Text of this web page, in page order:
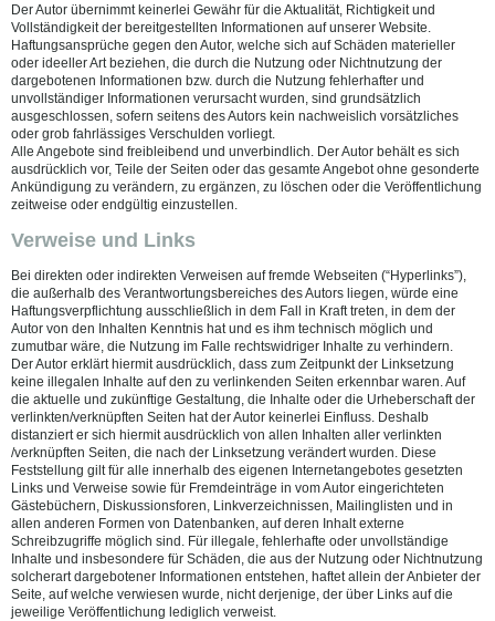
Der Autor übernimmt keinerlei Gewähr für die Aktualität, Richtigkeit und
Vollständigkeit der bereitgestellten Informationen auf unserer Website.
Haftungsansprüche gegen den Autor, welche sich auf Schäden materieller
oder ideeller Art beziehen, die durch die Nutzung oder Nichtnutzung der
dargebotenen Informationen bzw. durch die Nutzung fehlerhafter und
unvollständiger Informationen verursacht wurden, sind grundsätzlich
ausgeschlossen, sofern seitens des Autors kein nachweislich vorsätzliches
oder grob fahrlässiges Verschulden vorliegt.
Alle Angebote sind freibleibend und unverbindlich. Der Autor behält es sich
ausdrücklich vor, Teile der Seiten oder das gesamte Angebot ohne gesonderte
Ankündigung zu verändern, zu ergänzen, zu löschen oder die Veröffentlichung
zeitweise oder endgültig einzustellen.
Verweise und Links
Bei direkten oder indirekten Verweisen auf fremde Webseiten (“Hyperlinks”),
die außerhalb des Verantwortungsbereiches des Autors liegen, würde eine
Haftungsverpflichtung ausschließlich in dem Fall in Kraft treten, in dem der
Autor von den Inhalten Kenntnis hat und es ihm technisch möglich und
zumutbar wäre, die Nutzung im Falle rechtswidriger Inhalte zu verhindern.
Der Autor erklärt hiermit ausdrücklich, dass zum Zeitpunkt der Linksetzung
keine illegalen Inhalte auf den zu verlinkenden Seiten erkennbar waren. Auf
die aktuelle und zukünftige Gestaltung, die Inhalte oder die Urheberschaft der
verlinkten/verknüpften Seiten hat der Autor keinerlei Einfluss. Deshalb
distanziert er sich hiermit ausdrücklich von allen Inhalten aller verlinkten
/verknüpften Seiten, die nach der Linksetzung verändert wurden. Diese
Feststellung gilt für alle innerhalb des eigenen Internetangebotes gesetzten
Links und Verweise sowie für Fremdeinträge in vom Autor eingerichteten
Gästebüchern, Diskussionsforen, Linkverzeichnissen, Mailinglisten und in
allen anderen Formen von Datenbanken, auf deren Inhalt externe
Schreibzugriffe möglich sind. Für illegale, fehlerhafte oder unvollständige
Inhalte und insbesondere für Schäden, die aus der Nutzung oder Nichtnutzung
solcherart dargebotener Informationen entstehen, haftet allein der Anbieter der
Seite, auf welche verwiesen wurde, nicht derjenige, der über Links auf die
jeweilige Veröffentlichung lediglich verweist.